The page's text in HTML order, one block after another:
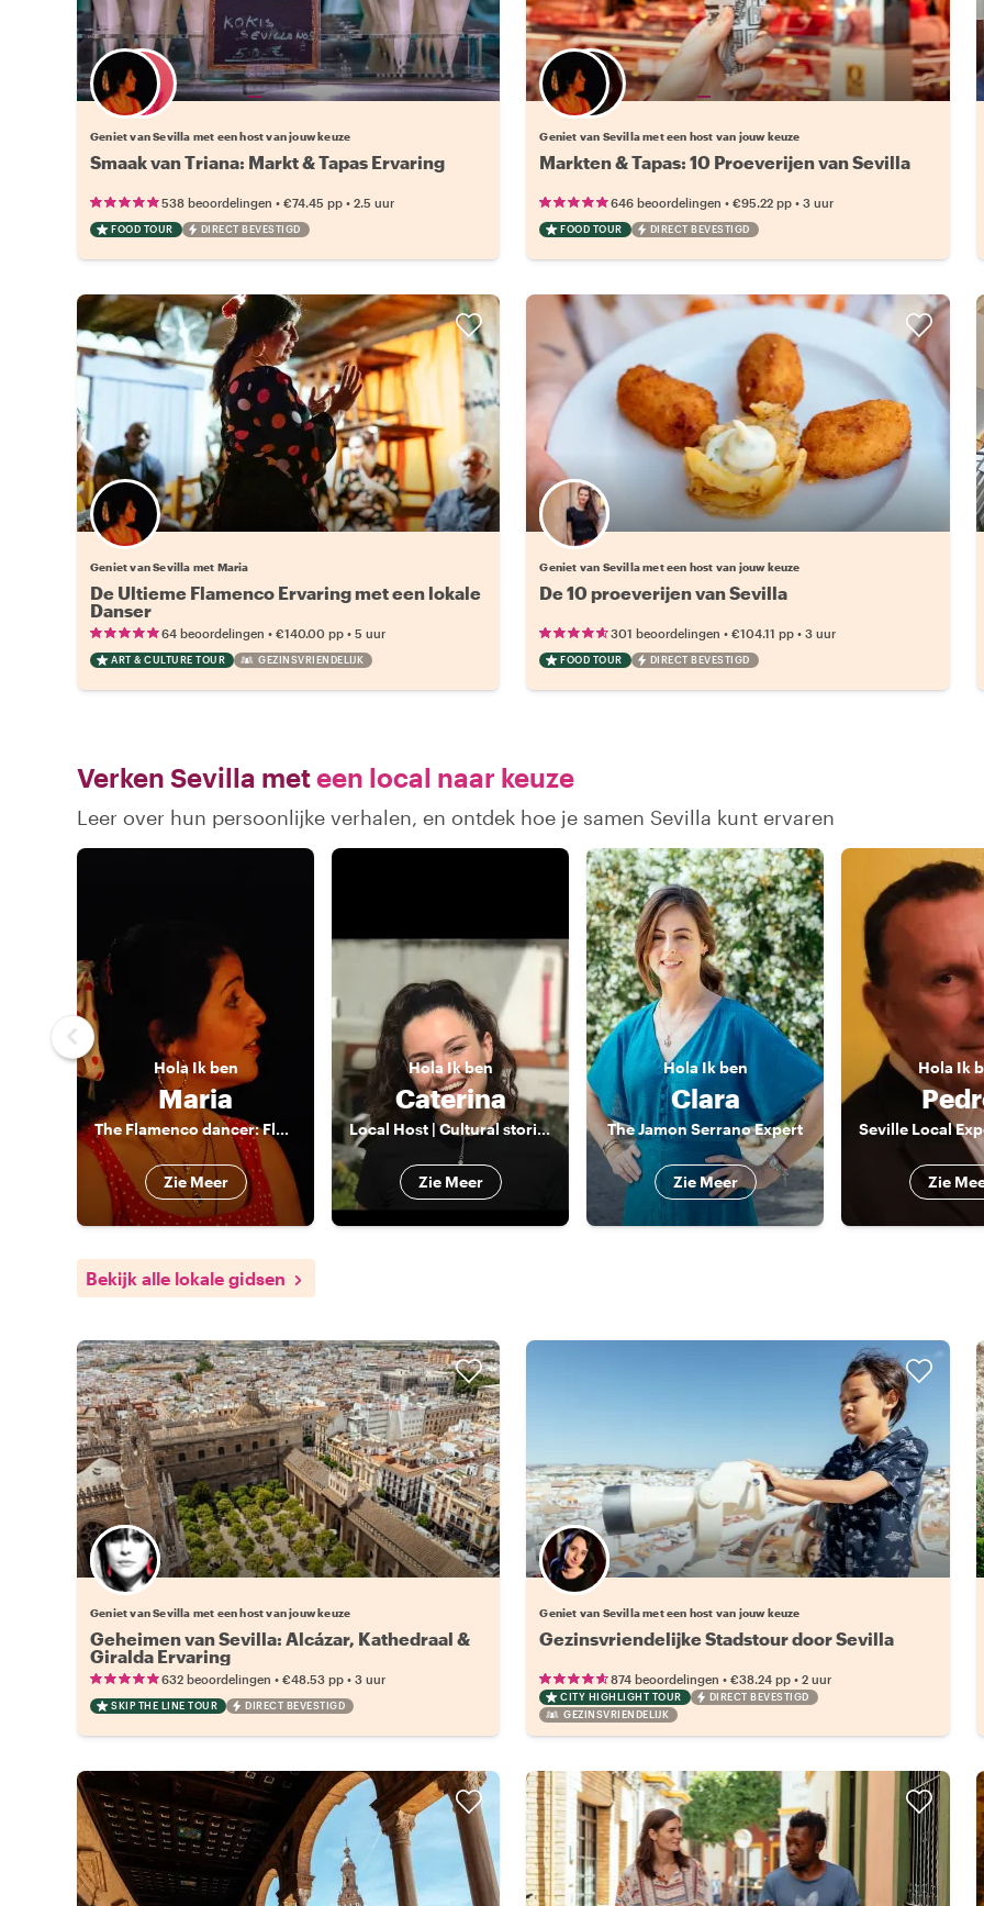
Kies jouw favoriete local
Geniet van Sevilla met een host van jouw keuze
Smaak van Triana: Markt & Tapas Ervaring
538 beoordelingen • €74.45 pp • 2.5 uur
FOOD TOUR DIRECT BEVESTIGD
Kies jouw favoriete local
Geniet van Sevilla met een host van jouw keuze
Markten & Tapas: 10 Proeverijen van Sevilla
646 beoordelingen •€95.22 pp •3 uur
FOOD TOUR DIRECT BEVESTIGD
Geniet van Sevilla met Maria
De Ultieme Flamenco Ervaring met een lokale
Danser
64 beoordelingen • €140.00 pp • 5 uur
ART & CULTURE TOUR GEZINSVRIENDELIJK
Geniet van Sevilla met een host van jouw keuze
De 10 proeverijen van Sevilla
301 beoordelingen •€104.11 pp •3 uur
FOOD TOUR DIRECT BEVESTIGD
Verken Sevilla meteen local naar keuze
Leer over hun persoonlijke verhalen, en ontdek hoe je samen Sevilla kunt ervaren
Hola Ik ben
Maria
The Flamenco dancer: Flamenco dance and history, foodtours
Zie Meer
Hola Ik ben
Caterina
Local Host | Cultural stories, local food & a touch of flamenco spirit
Zie Meer
HolaIk ben
Clara
The Jamon Serrano Expert
Zie Meer
HolaIk
Zie
Bekijk alle lokale gidsen
Kies jouw favoriete local
Geniet van Sevilla met een host van jouw keuze
Geheimen van Sevilla: Alcázar, Kathedraal &
Giralda Ervaring
632 beoordelingen • €48.53 pp • 3 uur
SKIP THE LINE TOUR DIRECT BEVESTIGD
Kies jouw favoriete local
Geniet van Sevilla met een host van jouw keuze
Gezinsvriendelijke Stadstour door Sevilla
874 beoordelingen •€38.24 pp •2 uur
CITY HIGHLIGHT TOUR
DIRECT BEVESTIGD
GEZINSVRIENDELIJK